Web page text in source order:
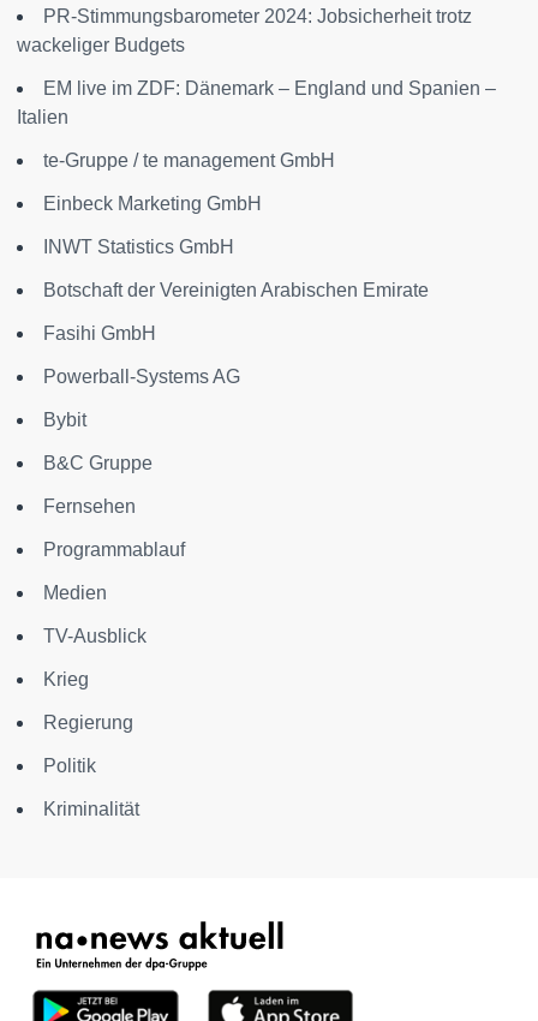
PR-Stimmungsbarometer 2024: Jobsicherheit trotz
wackeliger Budgets
EM live im ZDF: Dänemark – England und Spanien –
Italien
te-Gruppe / te management GmbH
Einbeck Marketing GmbH
INWT Statistics GmbH
Botschaft der Vereinigten Arabischen Emirate
Fasihi GmbH
Powerball-Systems AG
Bybit
B&C Gruppe
Fernsehen
Programmablauf
Medien
TV-Ausblick
Krieg
Regierung
Politik
Kriminalität